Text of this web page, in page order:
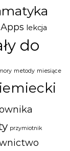
lekcja
do
metody miesiące
przymiotnik